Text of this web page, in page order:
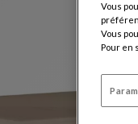
Vous
Vous
Pour en